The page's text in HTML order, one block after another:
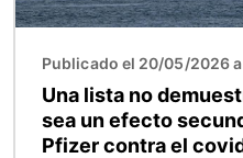
Publicado el 20/05/2026 a
Una lista no
sea un efecto
Pfizer contra el